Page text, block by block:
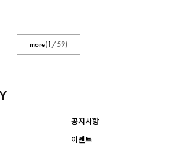
more(1/59)
공지사항
이벤트